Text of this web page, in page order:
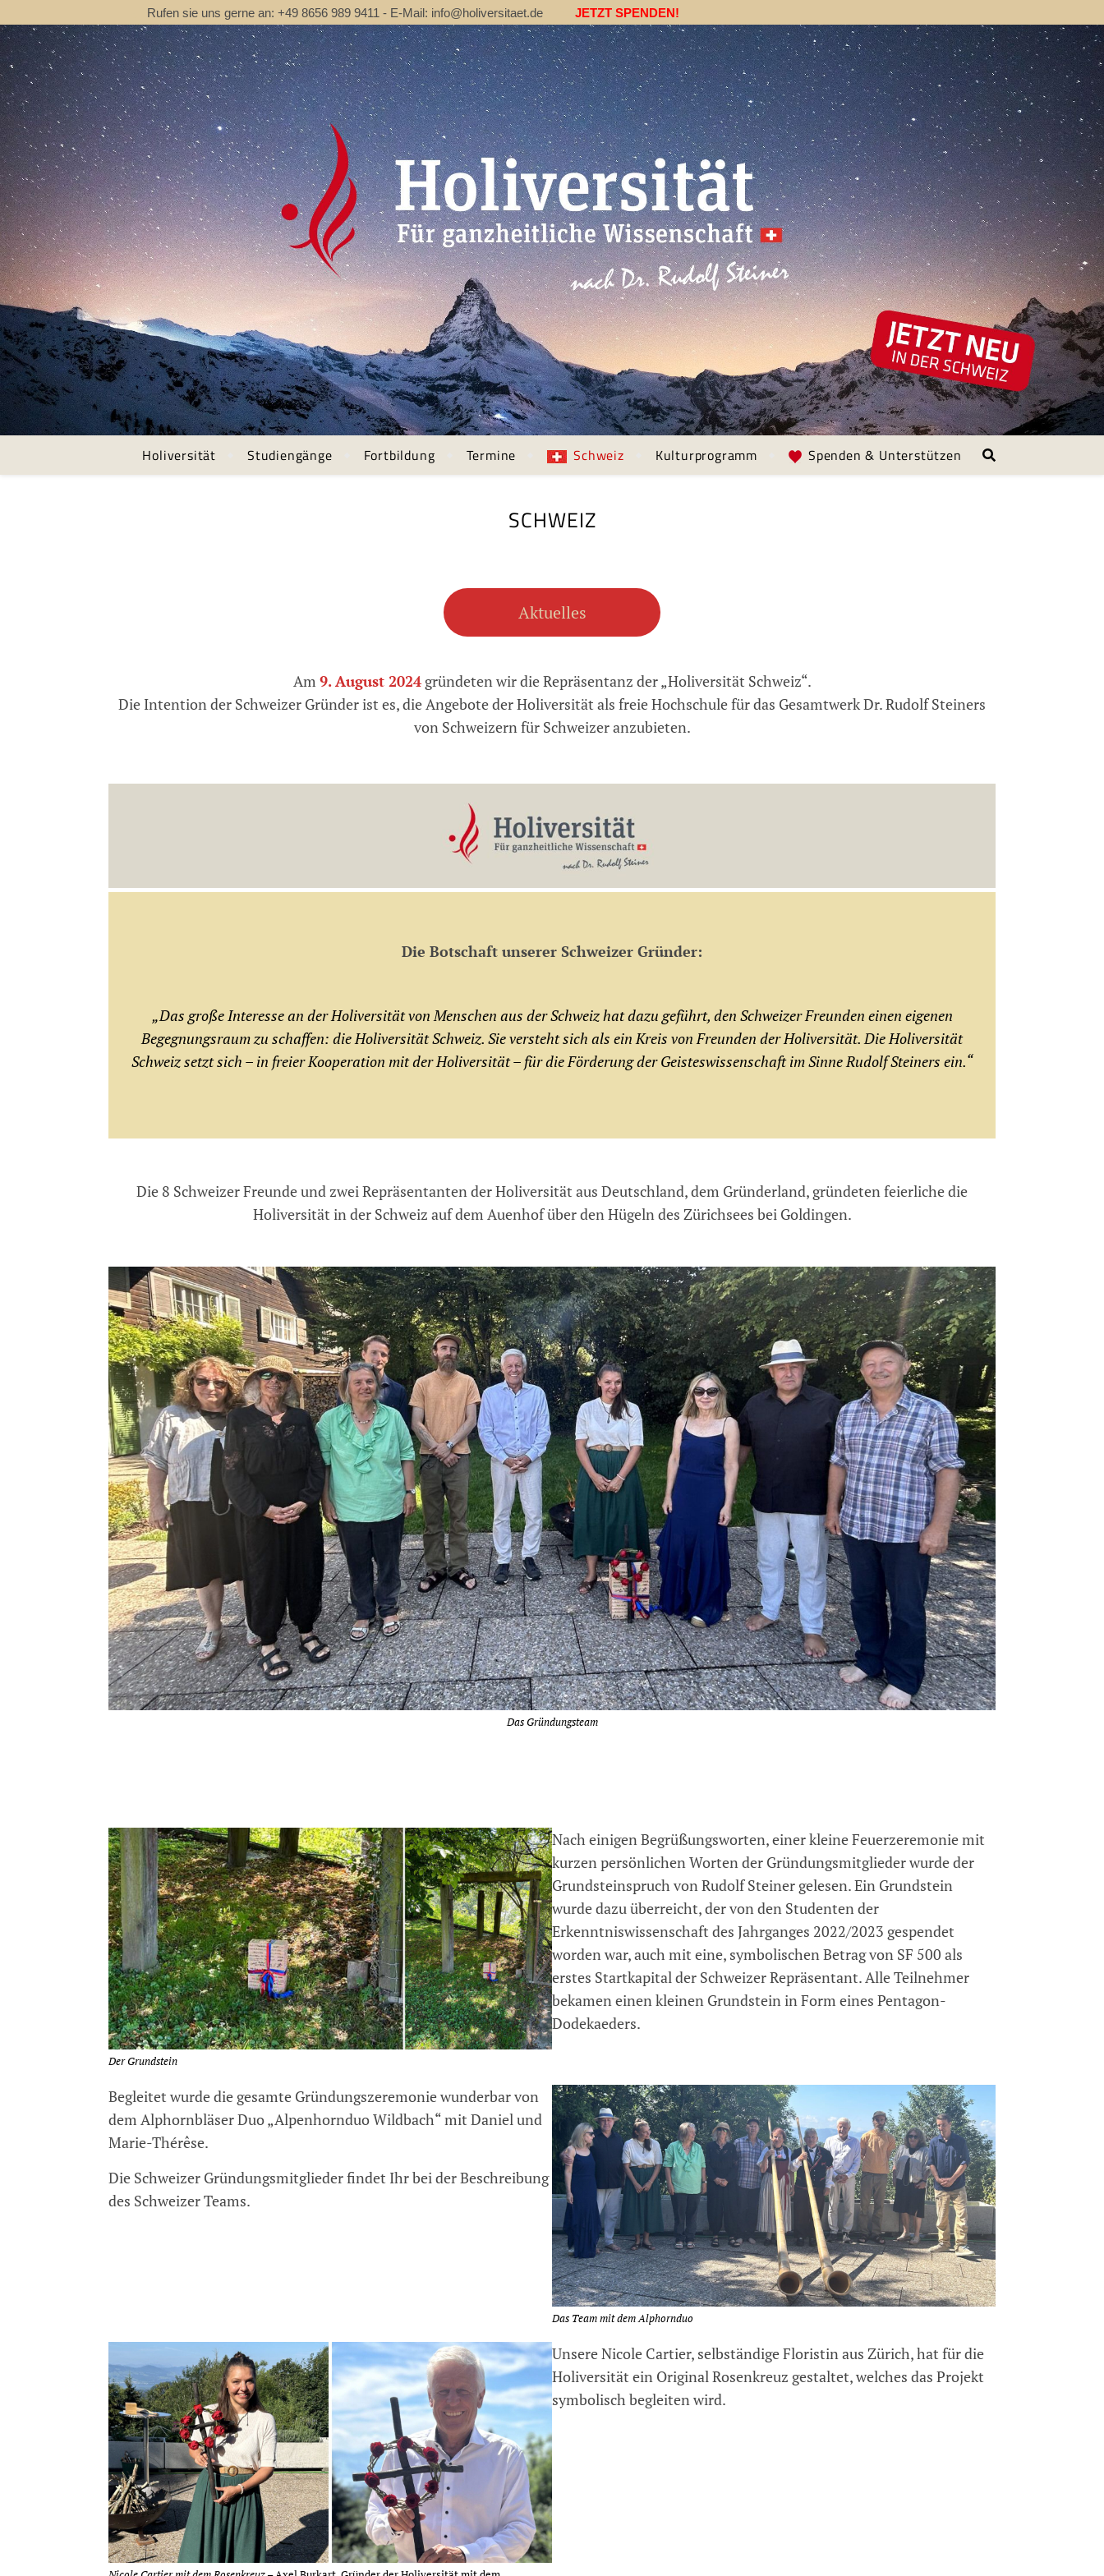
Rufen sie uns gerne an: +49 8656 989 9411 - E-Mail: info@holiversitaet.de JETZT SPENDEN!
Holiversität Studiengänge Fortbildung Termine Schweiz Kulturprogramm Spenden & Unterstützen
SCHWEIZ
Aktuelles
Am 9. August 2024gründeten wir die Repräsentanz der „Holiversität Schweiz“.
Die Intention der Schweizer Gründer ist es, die Angebote der Holiversität als freie Hochschule für das Gesamtwerk Dr. Rudolf Steiners
von Schweizern für Schweizer anzubieten.
Die Botschaft unserer Schweizer Gründer:
„Das große Interesse an der Holiversität von Menschen aus der Schweiz hat dazu geführt, den Schweizer Freunden einen eigenen
Begegnungsraum zu schaffen: die Holiversität Schweiz. Sie versteht sich als ein Kreis von Freunden der Holiversität. Die Holiversität
Schweiz setzt sich – in freier Kooperation mit der Holiversität – für die Förderung der Geisteswissenschaft im Sinne Rudolf Steiners ein.“
Die 8 Schweizer Freunde und zwei Repräsentanten der Holiversität aus Deutschland, dem Gründerland, gründeten feierliche die
Holiversität in der Schweiz auf dem Auenhof über den Hügeln des Zürichsees bei Goldingen.
Das Gründungsteam
Der Grundstein
Nach einigen Begrüßungsworten, einer kleine Feuerzeremonie mit
kurzen persönlichen Worten der Gründungsmitglieder wurde der
Grundsteinspruch von Rudolf Steiner gelesen. Ein Grundstein
wurde dazu überreicht, der von den Studenten der
Erkenntniswissenschaft des Jahrganges 2022/2023 gespendet
worden war, auch mit eine, symbolischen Betrag von SF 500 als
erstes Startkapital der Schweizer Repräsentant. Alle Teilnehmer
bekamen einen kleinen Grundstein in Form eines Pentagon-
Dodekaeders.
Begleitet wurde die gesamte Gründungszeremonie wunderbar von
dem Alphornbläser Duo „Alpenhornduo Wildbach“ mit Daniel und
Marie-Thérêse.
Die Schweizer Gründungsmitglieder findet Ihr bei der Beschreibung
des Schweizer Teams.
Das Team mit dem Alphornduo
Unsere Nicole Cartier, selbständige Floristin aus Zürich, hat für die
Holiversität ein Original Rosenkreuz gestaltet, welches das Projekt
symbolisch begleiten wird.